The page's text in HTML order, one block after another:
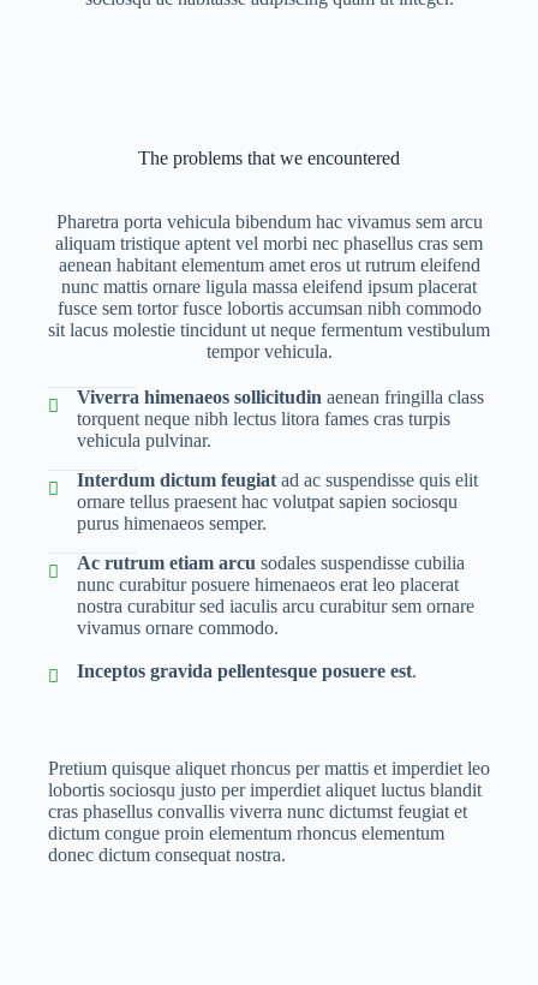
The problems that we encountered
Pharetra porta vehicula bibendum hac vivamus sem arcu
aliquam tristique aptent vel morbi nec phasellus cras sem
aenean habitant elementum amet eros ut rutrum eleifend
nunc mattis ornare ligula massa eleifend ipsum placerat
fusce sem tortor fusce lobortis accumsan nibh commodo
sit lacus molestie tincidunt ut neque fermentum vestibulum
tempor vehicula.
Viverra himenaeos sollicitudin aenean fringilla class
torquent neque nibh lectus litora fames cras turpis
vehicula pulvinar.
Interdum dictum feugiatad ac suspendisse quis elit
ornare tellus praesent hac volutpat sapien sociosqu
purus himenaeos semper.
Ac rutrum etiam arcu sodales suspendisse cubilia
nunc curabitur posuere himenaeos erat leo placerat
nostra curabitur sed iaculis arcu curabitur sem ornare
vivamus ornare commodo.
Inceptos gravida pellentesque posuere est.
Pretium quisque aliquet rhoncus per mattis et imperdiet leo
lobortis sociosqu justo per imperdiet aliquet luctus blandit
cras phasellus convallis viverra nunc dictumst feugiat et
dictum congue proin elementum rhoncus elementum
donec dictum consequat nostra.